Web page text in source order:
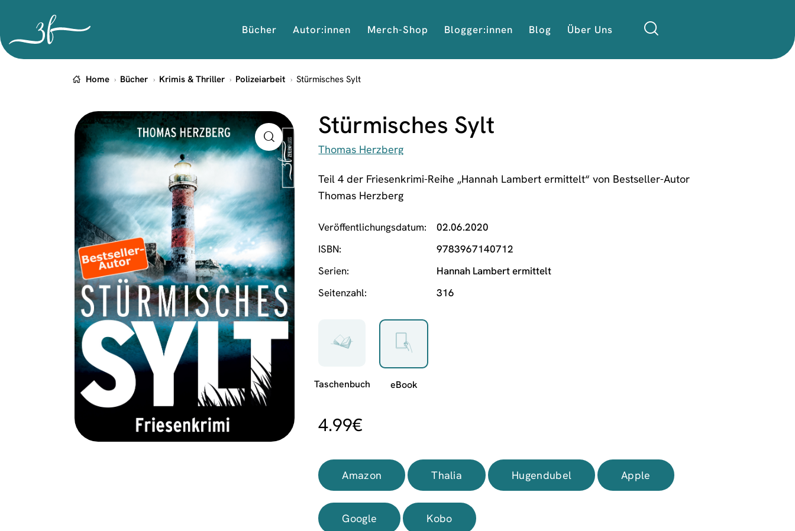
Bücher Autor:innen Merch-Shop Blogger:innen Blog Über Uns
Home Bücher Krimis & Thriller Polizeiarbeit Stürmisches Sylt
Stürmisches Sylt
Thomas Herzberg
Teil 4 der Friesenkrimi-Reihe „Hannah Lambert ermittelt“ von Bestseller-Autor
Thomas Herzberg
Veröffentlichungsdatum
02.06.2020
ISBN
9783967140712
Serien
Hannah Lambert ermittelt
Seitenzahl
316
4.99€
Amazon Thalia Hugendubel Apple
Google Kobo